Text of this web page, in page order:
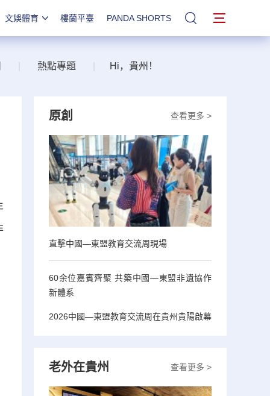
文娛體育 樓蘭平臺 PANDA SHORTS 站內搜索
熱點專題 Hi，貴州！
查看更多 >
原創
直擊中國—東盟教育交流周現場
60余位嘉賓齊聚 共築中國—東盟非遺協作
新體系
2026中國—東盟教育交流周在貴州貴陽啟幕
查看更多 >
老外在貴州